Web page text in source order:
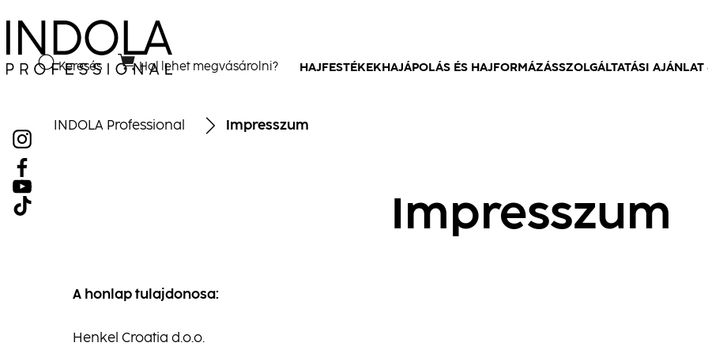
HAJFESTÉKEKHAJÁPOLÁS ÉS HAJFORMÁZÁSSZOLGÁLTATÁSI
Keresés Hol lehet megvásárolni?
INDOLA Professional Impresszum
Impresszum
A honlap tulajdonosa:
Henkel Croatia d.o.o.